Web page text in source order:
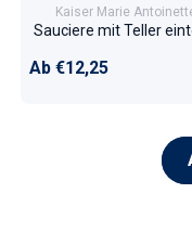
Kaiser Marie
Moosrose
Sauciere mit Teller
Normaler Preis
Ab €12,25